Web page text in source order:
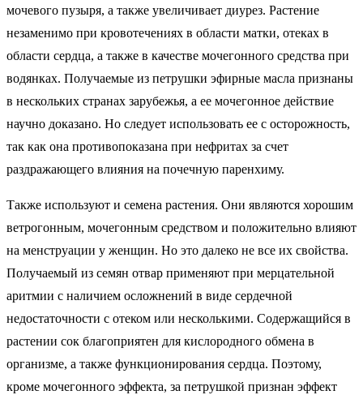
мочевого пузыря, а также увеличивает диурез. Растение
незаменимо при кровотечениях в области матки, отеках в
области сердца, а также в качестве мочегонного средства при
водянках. Получаемые из петрушки эфирные масла признаны
в нескольких странах зарубежья, а ее мочегонное действие
научно доказано. Но следует использовать ее с осторожность,
так как она противопоказана при нефритах за счет
раздражающего влияния на почечную паренхиму.
Также используют и семена растения. Они являются хорошим
ветрогонным, мочегонным средством и положительно влияют
на менструации у женщин. Но это далеко не все их свойства.
Получаемый из семян отвар применяют при мерцательной
аритмии с наличием осложнений в виде сердечной
недостаточности с отеком или несколькими. Содержащийся в
растении сок благоприятен для кислородного обмена в
организме, а также функционирования сердца. Поэтому,
кроме мочегонного эффекта, за петрушкой признан эффект